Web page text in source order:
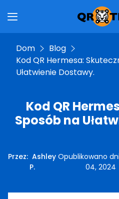
Dom
Blog
Kod QR Hermesa:
Ułatwienie Dostawy.
Kod QR
Sposób na
Przez: Ashley
P.
Opublikowano
04, 2024